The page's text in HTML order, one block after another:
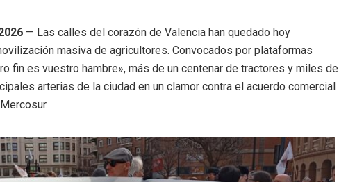
— Las calles del corazón de Valencia han quedado hoy
masiva de agricultores. Convocados por plataformas
fin es vuestro hambre», más de un centenar de tractores y miles de
arterias de la ciudad en un clamor contra el acuerdo comercial